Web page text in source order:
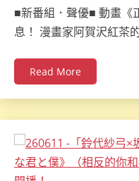
■新番組．聲優■ 動畫《
息！ 漫畫家阿賀沢紅茶
Read More